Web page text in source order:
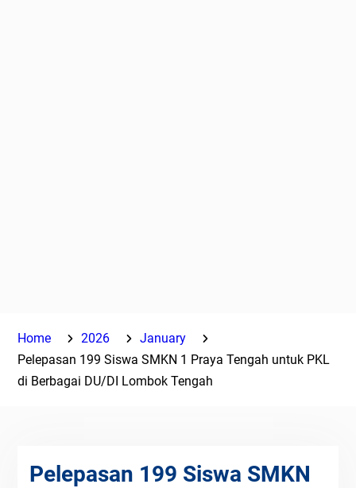
Home 2026
January
Pelepasan 199 Siswa SMKN 1 Praya Tengah untuk PKL
di Berbagai DU/DI Lombok Tengah
Pelepasan 199 Siswa SMKN